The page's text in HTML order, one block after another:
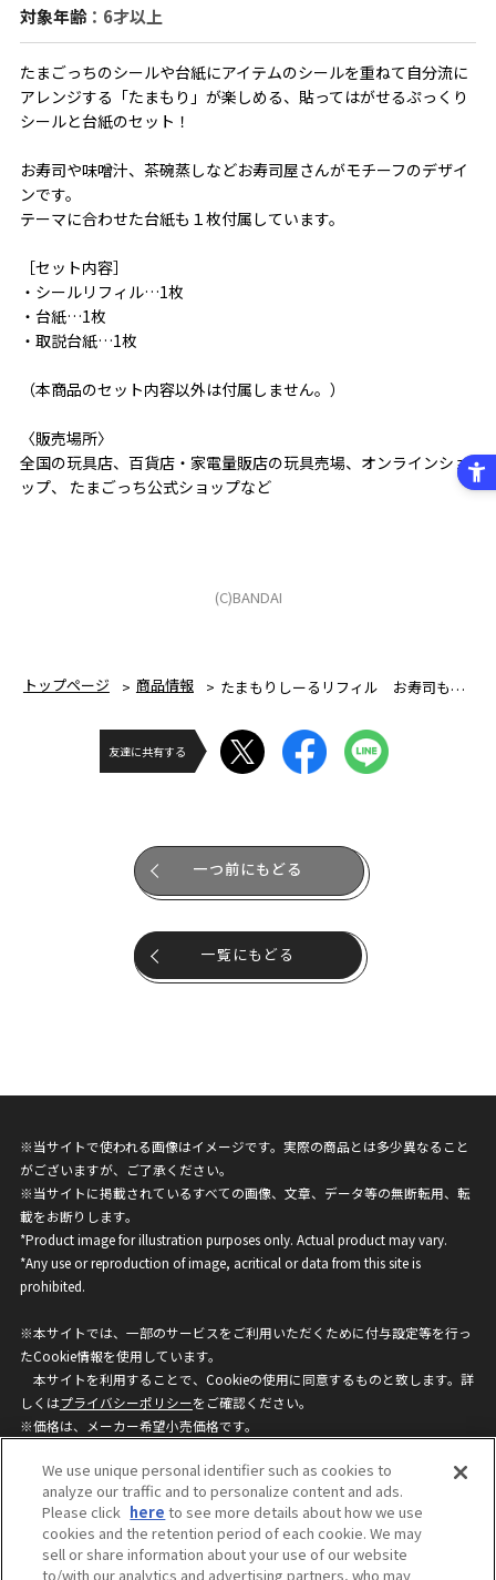
対象年齢：6才以上
たまごっちのシールや台紙にアイテムのシールを重ねて自分流に
アレンジする「たまもり」が楽しめる、貼ってはがせるぷっくり
シールと台紙のセット！
お寿司や味噌汁、茶碗蒸しなどお寿司屋さんがモチーフのデザイ
ンです。
テーマに合わせた台紙も１枚付属しています。
［セット内容］
・シールリフィル…1枚
・台紙…1枚
・取説台紙…1枚
（本商品のセット内容以外は付属しません。）
〈販売場所〉
全国の玩具店、百貨店・家電量販店の玩具売場、オンラインショ
ップ、 たまごっち公式ショップなど
(C)BANDAI
トップページ 商品情報 たまもりしーるリフィル お寿司もりセット
友達に共有する
一つ前にもどる
一覧にもどる
※当サイトで使われる画像はイメージです。実際の商品とは多少異なること
がございますが、ご了承ください。
※当サイトに掲載されているすべての画像、文章、データ等の無断転用、転
載をお断りします。
*Product image for illustration purposes only. Actual product may vary.
*Any use or reproduction of image, acritical or data from this site is
prohibited.
※本サイトでは、一部のサービスをご利用いただくために付与設定等を行っ
たCookie情報を使用しています。
本サイトを利用することで、Cookieの使用に同意するものと致します。詳
しくはプライバシーポリシーをご確認ください。
※価格は、メーカー希望小売価格です。
ざいますのでご了承ください。
privacypolicy
Do Not Sell or Share My
Personal Information
We use unique personal identifier such as cookies to
analyze our traffic and to personalize content and ads.
Please click here to see more details about how we use
cookies and the retention period of each cookie. We may
sell or share information about your use of our website
to/with our analytics and advertising partners, who may